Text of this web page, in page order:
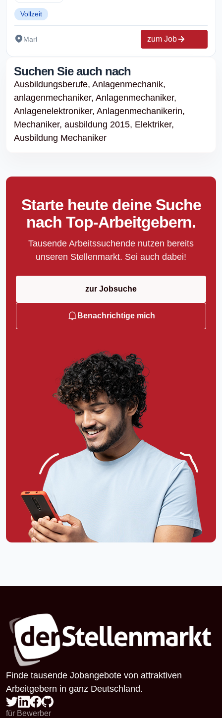
Vollzeit
Marl zum Job
Suchen Sie auch nach
Ausbildungsberufe, Anlagenmechanik,
anlagenmechaniker, Anlagenmechaniker,
Anlagenelektroniker, Anlagenmechanikerin,
Mechaniker, ausbildung 2015, Elektriker,
Ausbildung Mechaniker
Starte heute deine Suche
nach Top-Arbeitgebern.
Tausende Arbeitssuchende nutzen bereits
unseren Stellenmarkt. Sei auch dabei!
zur Jobsuche
Benachrichtige mich
Finde tausende Jobangebote von attraktiven
Arbeitgebern in ganz Deutschland.
für Bewerber